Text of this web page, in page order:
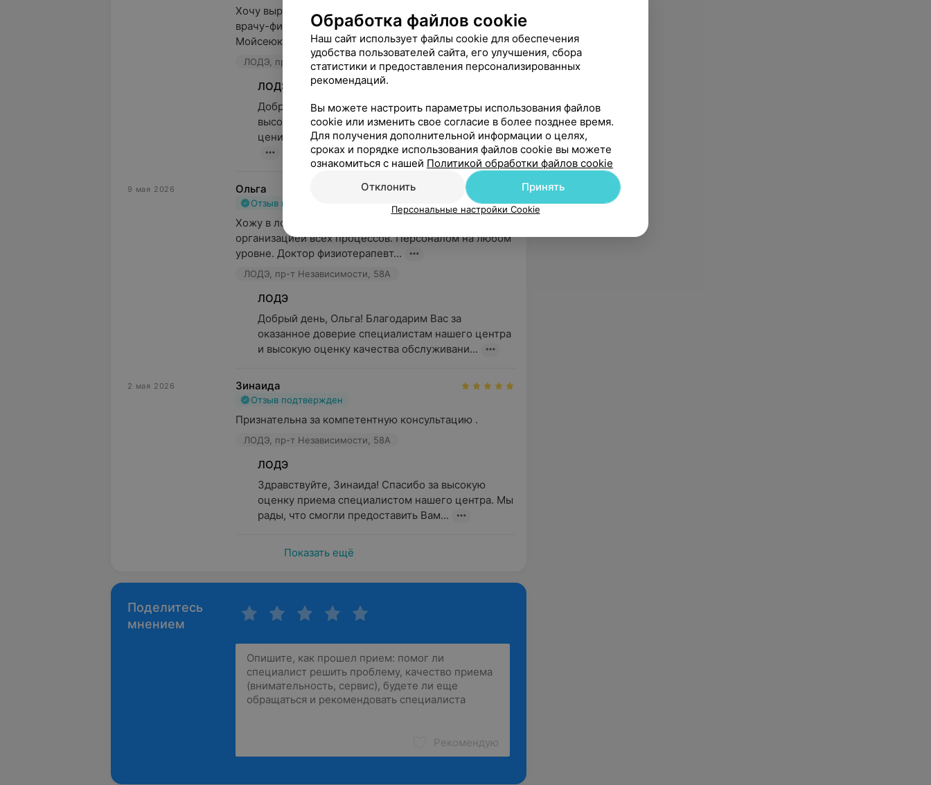
Хочу выразить искреннюю, глубокую благодарность
врачу-физиотерапевту Михаилу Валентиновичу
Мойсеюк и всему персоналу кли...
ЛОДЭ, пр-т Независимости, 58А
ЛОДЭ
Добрый день, Светлана! Спасибо за Вашу
высокую оценку работы нашего центра! Мы
ценим оказанное нам доверие и прикладывае...
9 мая 2026 Ольга
Отзыв подтвержден
Хожу в лодэ постоянно, и всегда восхищаюсь
организацией всех процессов. Персоналом на любом
уровне. Доктор физиотерапевт...
ЛОДЭ, пр-т Независимости, 58А
ЛОДЭ
Добрый день, Ольга! Благодарим Вас за
оказанное доверие специалистам нашего центра
и высокую оценку качества обслуживани...
2 мая 2026 Зинаида
Отзыв подтвержден
Признательна за компетентную консультацию .
ЛОДЭ, пр-т Независимости, 58А
ЛОДЭ
Здравствуйте, Зинаида! Спасибо за высокую
оценку приема специалистом нашего центра. Мы
рады, что смогли предоставить Вам...
Показать ещё
Поделитесь
мнением
Рекомендую
Обработка файлов cookie
Наш сайт использует файлы cookie для обеспечения
удобства пользователей сайта, его улучшения, сбора
статистики и предоставления персонализированных
рекомендаций.
Вы можете настроить параметры использования файлов
cookie или изменить свое согласие в более позднее время.
Для получения дополнительной информации о целях,
сроках и порядке использования файлов cookie вы можете
ознакомиться с нашей Политикой обработки файлов cookie
Отклонить
Принять
Персональные настройки Cookie